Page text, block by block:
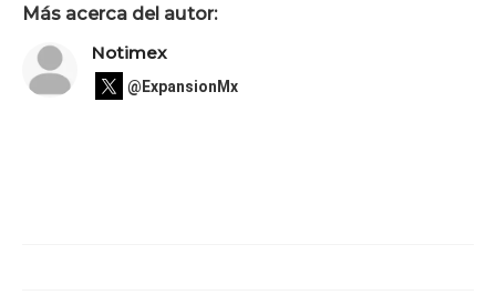
Más acerca del autor:
Notimex
@ExpansionMx